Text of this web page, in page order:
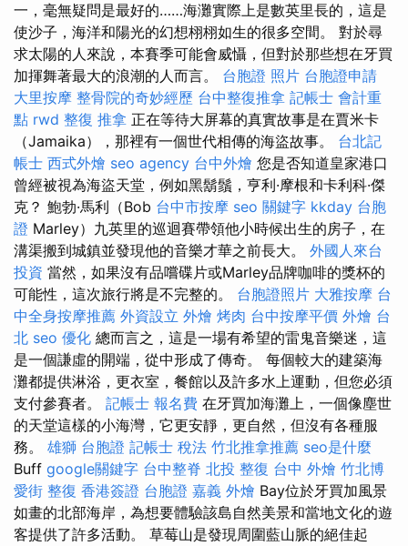
一，毫無疑問是最好的……海灘實際上是數英里長的，這是
使沙子，海洋和陽光的幻想栩栩如生的很多空間。 對於尋
求太陽的人來說，本賽季可能會威懾，但對於那些想在牙買
加揮舞著最大的浪潮的人而言。 台胞證 照片 台胞證申請
大里按摩 整骨院的奇妙經歷 台中整復推拿 記帳士 會計重
點 rwd 整復 推拿 正在等待大屏幕的真實故事是在賈米卡
（Jamaika），那裡有一個世代相傳的海盜故事。 台北記
帳士 西式外燴 seo agency 台中外燴 您是否知道皇家港口
曾經被視為海盜天堂，例如黑鬍鬚，亨利·摩根和卡利科·傑
克？ 鮑勃·馬利（Bob 台中市按摩 seo 關鍵字 kkday 台胞
證 Marley）九英里的巡迴賽帶領他小時候出生的房子，在
溝渠搬到城鎮並發現他的音樂才華之前長大。 外國人來台
投資 當然，如果沒有品嚐碟片或Marley品牌咖啡的獎杯的
可能性，這次旅行將是不完整的。 台胞證照片 大雅按摩 台
中全身按摩推薦 外資設立 外燴 烤肉 台中按摩平價 外燴 台
北 seo 優化 總而言之，這是一場有希望的雷鬼音樂迷，這
是一個謙虛的開端，從中形成了傳奇。 每個較大的建築海
灘都提供淋浴，更衣室，餐館以及許多水上運動，但您必須
支付參賽者。 記帳士 報名費 在牙買加海灘上，一個像塵世
的天堂這樣的小海灣，它更安靜，更自然，但沒有各種服
務。 雄獅 台胞證 記帳士 稅法 竹北推拿推薦 seo是什麼
Buff google關鍵字 台中整脊 北投 整復 台中 外燴 竹北博
愛街 整復 香港簽證 台胞證 嘉義 外燴 Bay位於牙買加風景
如畫的北部海岸，為想要體驗該島自然美景和當地文化的遊
客提供了許多活動。 草莓山是發現周圍藍山脈的絕佳起